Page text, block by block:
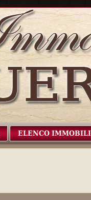
ELENCO IMMOBILI